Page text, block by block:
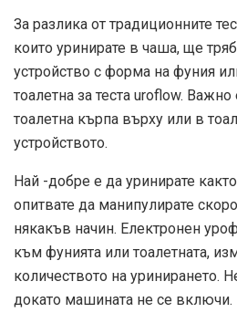
За разлика от традиционните
които уринирате в чаша, ще
устройство с форма на фуния
тоалетна за теста uroflow. Важно
тоалетна кърпа върху или в
устройството.
Най -добре е да уринирате
опитвате да манипулирате
някакъв начин. Електронен
към фунията или тоалетната,
количеството на уринирането.
докато машината не се включи.